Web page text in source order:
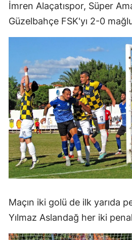
İmren Alaçatıspor, Süper
Güzelbahçe FSK'yı 2-0
Maçın iki golü de ilk yarıda
Yılmaz Aslandağ her iki